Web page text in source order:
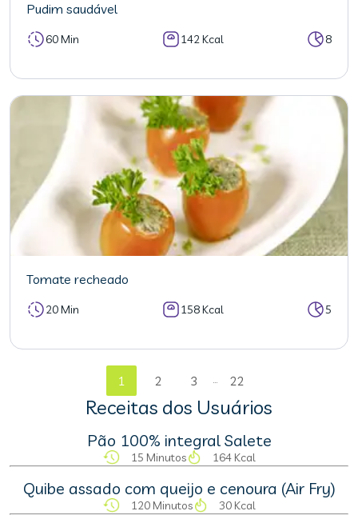
Pudim saudável
60 Min 142 Kcal 8
Tomate recheado
20 Min 158 Kcal 5
1 2 3 ... 22
Receitas dos Usuários
Pão 100% integral Salete
15 Minutos 164 Kcal
Quibe assado com queijo e cenoura (Air Fry)
120 Minutos 30 Kcal